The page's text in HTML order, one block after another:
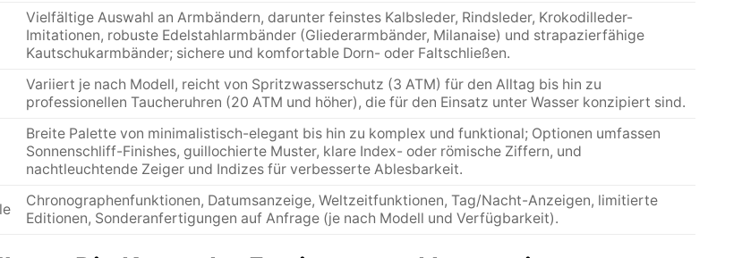
Vielfältige Auswahl an Armbändern, darunter feinstes Kalbsleder, Rindsleder, Krokodilleder-
Imitationen, robuste Edelstahlarmbänder (Gliederarmbänder, Milanaise) und strapazierfähige
Kautschukarmbänder; sichere und komfortable Dorn- oder Faltschließen.
Variiert je nach Modell, reicht von Spritzwasserschutz (3 ATM) für den Alltag bis hin zu
professionellen Taucheruhren (20 ATM und höher), die für den Einsatz unter Wasser konzipiert sind.
Breite Palette von minimalistisch-elegant bis hin zu komplex und funktional; Optionen umfassen
Sonnenschliff-Finishes, guillochierte Muster, klare Index- oder römische Ziffern, und
nachtleuchtende Zeiger und Indizes für verbesserte Ablesbarkeit.
Chronographenfunktionen, Datumsanzeige, Weltzeitfunktionen, Tag/Nacht-Anzeigen, limitierte
Editionen, Sonderanfertigungen auf Anfrage (je nach Modell und Verfügbarkeit).